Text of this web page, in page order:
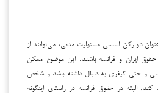
دو رکن اساسی مسئولیت مدنی، می‌توانند از
ایران و فرانسه باشند. این موضوع ممکن
و حتی کیفری به دنبال داشته باشد و شخص
البته در حقوق فرانسه در راستای اینگونه